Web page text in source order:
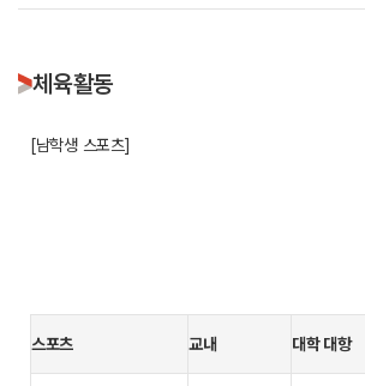
체육활동
[남학생 스포츠]
스포츠 교내 대학 대항